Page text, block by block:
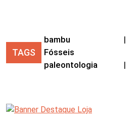
TAGS
bambu |
Fósseis
paleontologia
|